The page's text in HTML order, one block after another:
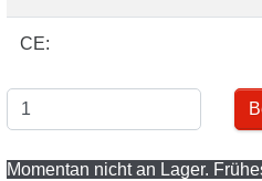
CE:
Momentan nicht an Lager.